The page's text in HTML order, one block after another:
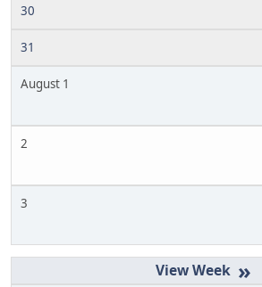
30
31
August 1
2
3
»